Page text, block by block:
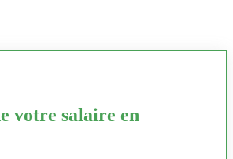
votre salaire en